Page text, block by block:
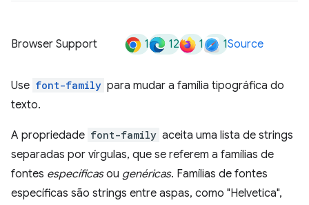
Browser Support 1 12 1 1Source
Use font-family para mudar a família tipográfica do
texto.
A propriedade font-family aceita uma lista de strings
separadas por vírgulas, que se referem a famílias de
fontes específicasou genéricas. Famílias de fontes
específicas são strings entre aspas, como "Helvetica",